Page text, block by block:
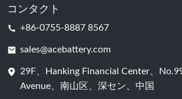
データセンターおよびサーバー室
バッテリーセル
ニュース
コンタクト
+86-0755-8887 8567
sales@acebattery.com
29F、Hanking Financial Center、
Avenue、南山区、深セン、中国